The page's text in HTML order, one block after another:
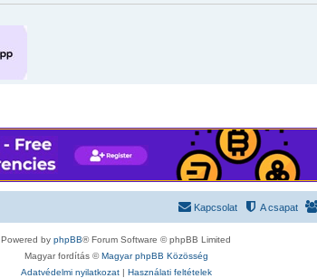
A csapat
Kapcsolat
Powered by phpBB® Forum Software © phpBB Limited
Magyar fordítás ©Magyar phpBB Közösség
Adatvédelmi nyilatkozat| Használati feltételek